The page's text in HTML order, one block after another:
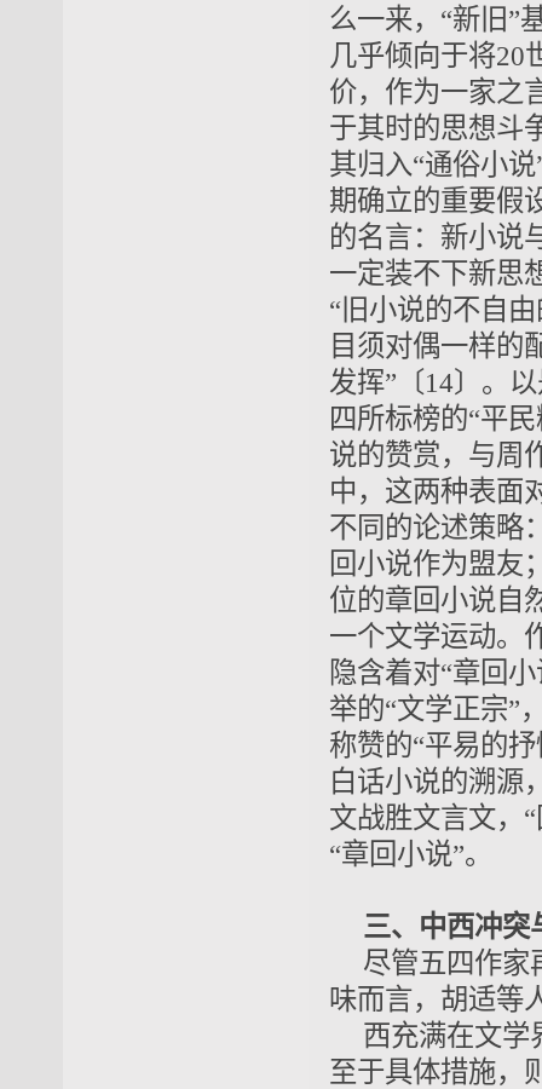
么一来，“新旧”
几乎倾向于将20
价，作为一家之
于其时的思想斗
其归入“通俗小
期确立的重要假
的名言：新小说
一定装不下新思
“旧小说的不自
目须对偶一样的
发挥”〔14〕。
四所标榜的“平
说的赞赏，与周
中，这两种表面
不同的论述策略
回小说作为盟友
位的章回小说自
一个文学运动。
隐含着对“章回
举的“文学正宗”
称赞的“平易的
白话小说的溯源
文战胜文言文，
“章回小说”。
三、中西冲突
尽管五四作家
味而言，胡适等
西充满在文学
至于具体措施，